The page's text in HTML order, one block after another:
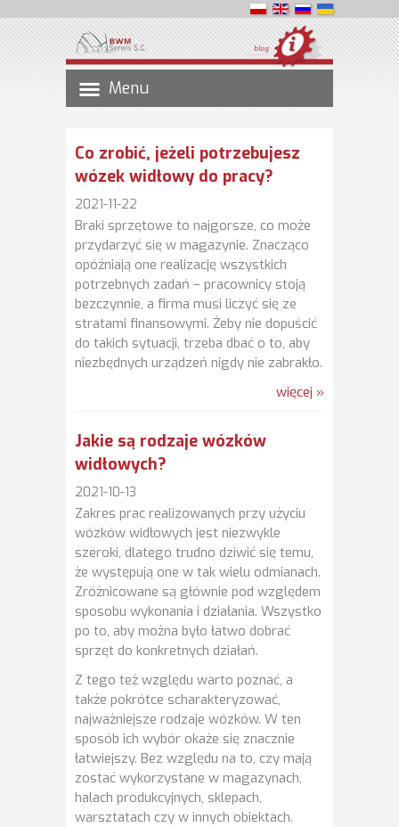
blog
Menu
Co zrobić, jeżeli potrzebujesz
wózek widłowy do pracy?
2021-11-22
Braki sprzętowe to najgorsze, co może
przydarzyć się w magazynie. Znacząco
opóźniają one realizację wszystkich
potrzebnych zadań – pracownicy stoją
bezczynnie, a firma musi liczyć się ze
stratami finansowymi. Żeby nie dopuścić
do takich sytuacji, trzeba dbać o to, aby
niezbędnych urządzeń nigdy nie zabrakło.
więcej »
Jakie są rodzaje wózków
widłowych?
2021-10-13
Zakres prac realizowanych przy użyciu
wózków widłowych jest niezwykle
szeroki, dlatego trudno dziwić się temu,
że występują one w tak wielu odmianach.
Zróżnicowane są głównie pod względem
sposobu wykonania i działania. Wszystko
po to, aby można było łatwo dobrać
sprzęt do konkretnych działań.
Z tego też względu warto poznać, a
także pokrótce scharakteryzować,
najważniejsze rodzaje wózków. W ten
sposób ich wybór okaże się znacznie
łatwiejszy. Bez względu na to, czy mają
zostać wykorzystane w magazynach,
halach produkcyjnych, sklepach,
warsztatach czy w innych obiektach.